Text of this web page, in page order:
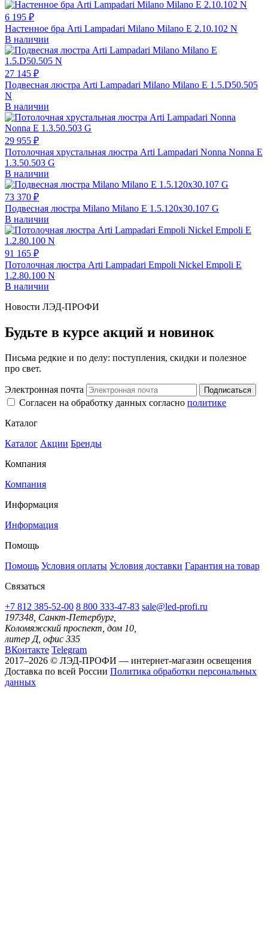
6 195 ₽
Настенное бра Arti Lampadari Milano Milano E 2.10.102 N
В наличии
27 145 ₽
Подвесная люстра Arti Lampadari Milano Milano E 1.5.D50.505
N
В наличии
29 955 ₽
Потолочная хрустальная люстра Arti Lampadari Nonna Nonna E
1.3.50.503 G
В наличии
73 370 ₽
Подвесная люстра Milano Milano E 1.5.120x30.107 G
В наличии
91 165 ₽
Потолочная люстра Arti Lampadari Empoli Nickel Empoli E
1.2.80.100 N
В наличии
Новости ЛЭД-ПРОФИ
Будьте в курсе акций и новинок
Письма редкие и по делу: поступления, скидки и полезное
про свет.
Электронная почта Подписаться
Согласен на обработку данных согласно политике
Каталог
Каталог Акции Бренды
Компания
Компания
Информация
Информация
Помощь
Помощь Условия оплаты Условия доставки Гарантия на товар
Связаться
+7 812 385-52-00 8 800 333-47-83 sale@led-profi.ru
197348, Санкт-Петербург,
Коломяжский проспект, дом 10,
литер Д, офис 335
ВКонтакте Telegram
2017–2026 © ЛЭД-ПРОФИ — интернет-магазин освещения
Доставка по всей России Политика обработки персональных
данных